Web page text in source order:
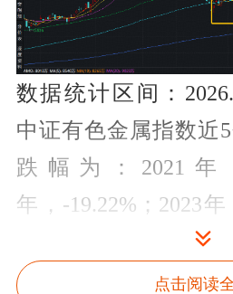
数据统计区间：
中证有色金属指数近
跌幅为：2021年，
年，-19.22%；2023年
年，2.96%；2025年
份股构成根据该指
点击阅读